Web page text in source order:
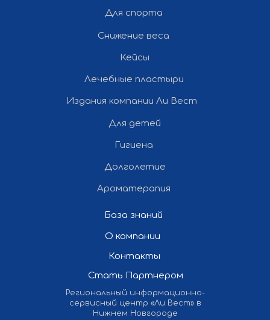
База знаний
О компании
Контакты
Стать Партнером
Региональный информационно-
сервисный центр «Ли Вест» в
Нижнем Новгороде
Снижение веса
Кейсы
Лечебные пластыри
Издания компании Ли Вест
Для детей
Гигиена
Долголетие
Ароматерапия
Для спорта